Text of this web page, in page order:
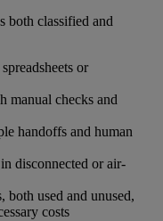
both classified and
or
manual checks and
handoffs and human
disconnected or air-
both used and unused,
costs